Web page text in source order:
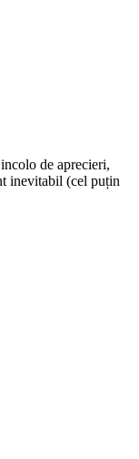
de aprecieri,
inevitabil (cel puțin